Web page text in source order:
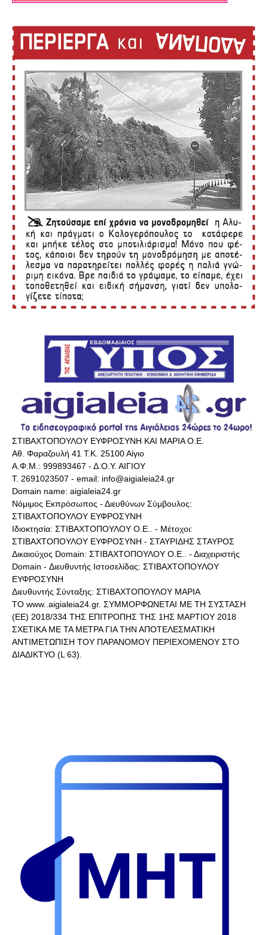
ΣΤΙΒΑΧΤΟΠΟΥΛΟΥ ΕΥΦΡΟΣΥΝΗ ΚΑΙ ΜΑΡΙΑ Ο.Ε.
Αθ. Φαραζουλή 41 Τ.Κ. 25100 Αίγιο
Α.Φ.Μ.: 999893467 - Δ.Ο.Υ. ΑΙΓΙΟΥ
Τ. 2691023507 - email: info@aigialeia24.gr
Domain name: aigialeia24.gr
Νόμιμος Εκπρόσωπος - Διευθύνων Σύμβουλος:
ΣΤΙΒΑΧΤΟΠΟΥΛΟΥ ΕΥΦΡΟΣΥΝΗ
Ιδιοκτησία: ΣΤΙΒΑΧΤΟΠΟΥΛΟΥ Ο.Ε.. - Μέτοχοι:
ΣΤΙΒΑΧΤΟΠΟΥΛΟΥ ΕΥΦΡΟΣΥΝΗ - ΣΤΑΥΡΙΔΗΣ ΣΤΑΥΡΟΣ
Δικαιούχος Domain: ΣΤΙΒΑΧΤΟΠΟΥΛΟΥ Ο.Ε.. - Διαχειριστής
Domain - Διευθυντής Ιστοσελίδας: ΣΤΙΒΑΧΤΟΠΟΥΛΟΥ
ΕΥΦΡΟΣΥΝΗ
Διευθυντής Σύνταξης: ΣΤΙΒΑΧΤΟΠΟΥΛΟΥ ΜΑΡΙΑ
ΤΟ www..aigialeia24.gr. ΣΥΜΜΟΡΦΩΝΕΤΑΙ ΜΕ ΤΗ ΣΥΣΤΑΣΗ
(ΕΕ) 2018/334 ΤΗΣ ΕΠΙΤΡΟΠΗΣ ΤΗΣ 1ΗΣ ΜΑΡΤΙΟΥ 2018
ΣΧΕΤΙΚΑ ΜΕ ΤΑ ΜΕΤΡΑ ΓΙΑ ΤΗΝ ΑΠΟΤΕΛΕΣΜΑΤΙΚΗ
ΑΝΤΙΜΕΤΩΠΙΣΗ ΤΟΥ ΠΑΡΑΝΟΜΟΥ ΠΕΡΙΕΧΟΜΕΝΟΥ ΣΤΟ
ΔΙΑΔΙΚΤΥΟ (L 63).